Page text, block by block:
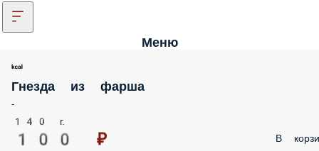
Меню
Гнезда из фарша
-
140 г.
100 ₽ В